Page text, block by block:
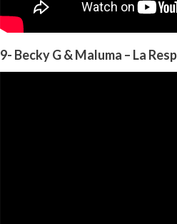
9- Becky G & Maluma – La